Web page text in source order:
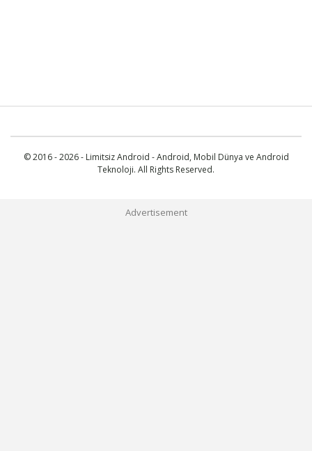
© 2016 - 2026 - Limitsiz Android - Android, Mobil Dünya ve Android
Teknoloji. All Rights Reserved.
Advertisement